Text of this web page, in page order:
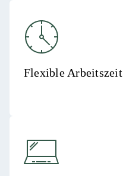
Flexible Arbeitszeit